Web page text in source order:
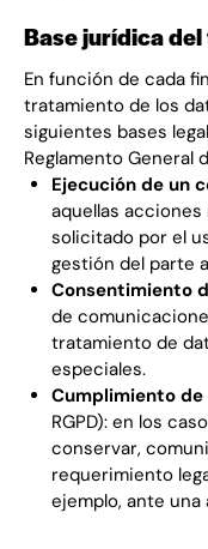
Base jurídica
En función de cada
tratamiento de los
siguientes bases
Reglamento General
Ejecución de un
aquellas
solicitado por el
gestión del parte
Consentimiento
de
tratamiento de
especiales.
Cumplimiento
RGPD): en los
conservar,
requerimiento
ejemplo, ante